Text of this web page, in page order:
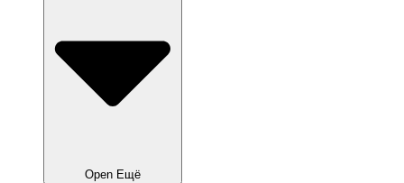
Open Ещё